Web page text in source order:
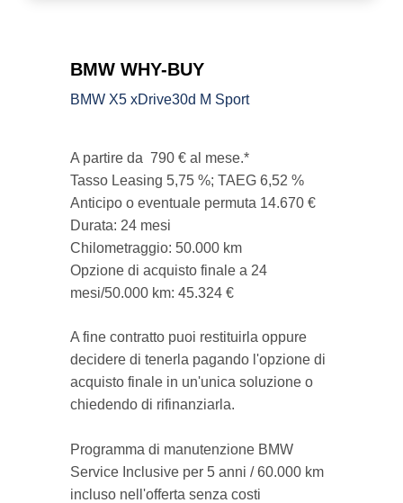
BMW WHY-BUY
BMW X5 xDrive30d M Sport
A partire da 790 € al mese.*
Tasso Leasing 5,75 %; TAEG 6,52 %
Anticipo o eventuale permuta 14.670 €
Durata: 24 mesi
Chilometraggio: 50.000 km
Opzione di acquisto finale a 24
mesi/50.000 km: 45.324 €
A fine contratto puoi restituirla oppure
decidere di tenerla pagando l'opzione di
acquisto finale in un'unica soluzione o
chiedendo di rifinanziarla.
Programma di manutenzione BMW
Service Inclusive per 5 anni / 60.000 km
incluso nell'offerta senza costi